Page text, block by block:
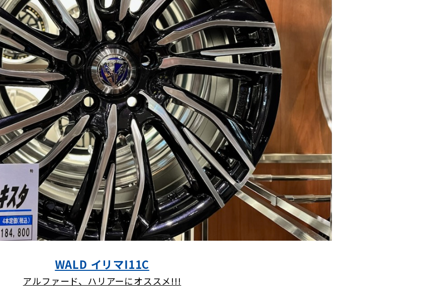
WALD イリマI11C
アルファード、ハリアーにオススメ!!!